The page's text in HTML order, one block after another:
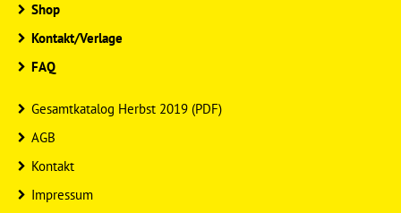
Shop
Kontakt/Verlage
FAQ
Gesamtkatalog Herbst 2019 (PDF)
AGB
Kontakt
Impressum